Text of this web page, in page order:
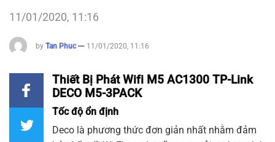
11/01/2020, 11:16
by Tan Phuc 11/01/2020, 11:16
Thiết Bị Phát Wifi M5 AC1300 TP-Link
DECO M5-3PACK
Tốc độ ổn định
Deco là phương thức đơn giản nhất nhằm đảm